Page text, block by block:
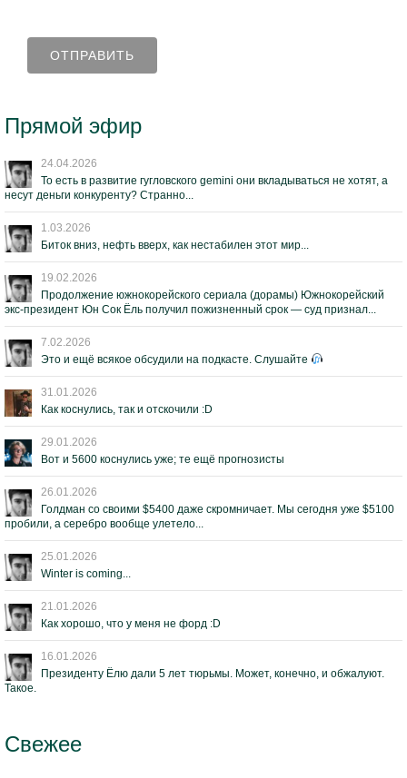
Прямой эфир
24.04.2026
То есть в развитие гугловского gemini они вкладываться не хотят, а
несут деньги конкуренту? Странно...
1.03.2026
Биток вниз, нефть вверх, как нестабилен этот мир...
19.02.2026
Продолжение южнокорейского сериала (дорамы) Южнокорейский
экс-президент Юн Сок Ёль получил пожизненный срок — суд признал...
7.02.2026
Это и ещё всякое обсудили на подкасте. Слушайте
31.01.2026
Как коснулись, так и отскочили :D
29.01.2026
Вот и 5600 коснулись уже; те ещё прогнозисты
26.01.2026
Голдман со своими $5400 даже скромничает. Мы сегодня уже $5100
пробили, а серебро вообще улетело...
25.01.2026
Winter is coming...
21.01.2026
Как хорошо, что у меня не форд :D
16.01.2026
Президенту Ёлю дали 5 лет тюрьмы. Может, конечно, и обжалуют.
Такое.
Свежее